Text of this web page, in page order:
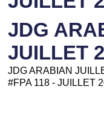
JDG
JUILLET
JDG ARABIAN
#FPA 118 - JUILLET